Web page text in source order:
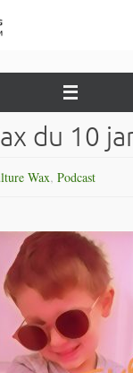
du 10
Wax, Podcast